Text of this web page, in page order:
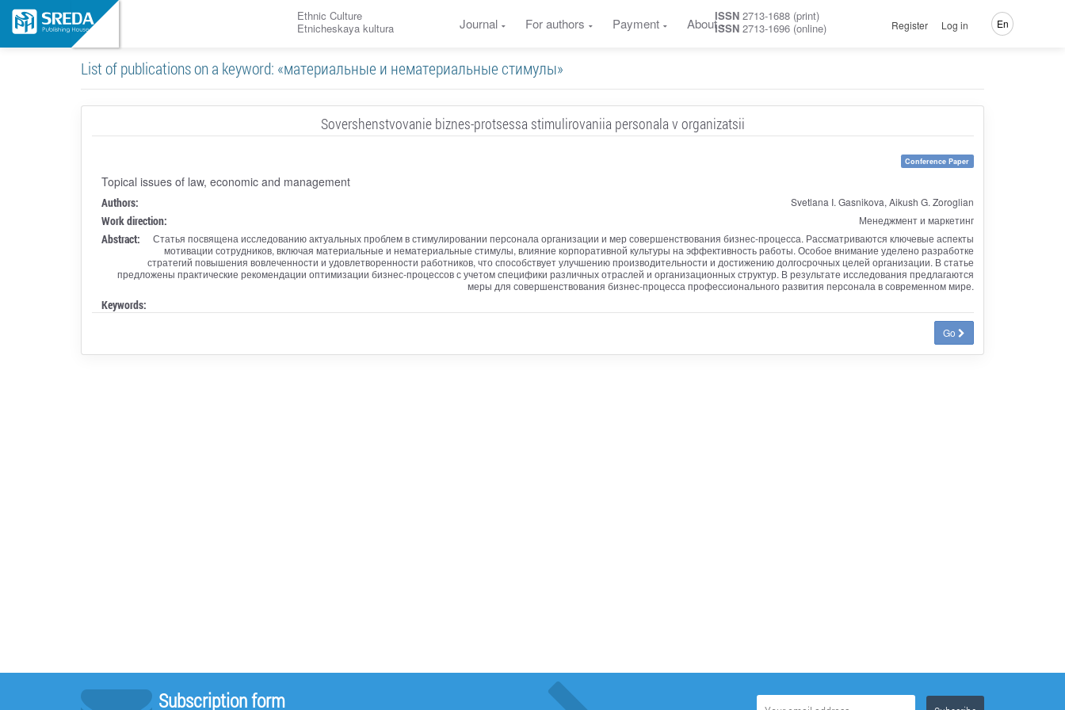
Ethnic Culture
Etnicheskaya kultura
Journal For authors Payment AboutISSN 2713-1688 (print)
ISSN 2713-1696 (online) Register Log in En
List of publications on a keyword: «материальные и нематериальные стимулы»
Sovershenstvovanie biznes-protsessa stimulirovaniia personala v organizatsii
Conference Paper
Topical issues of law, economic and management
Authors: Svetlana I. Gasnikova, Aikush G. Zoroglian
Work direction: Менеджмент и маркетинг
Abstract:
Статья посвящена исследованию актуальных проблем в стимулировании персонала организации и мер совершенствования бизнес-процесса. Рассматриваются ключевые аспекты
мотивации сотрудников, включая материальные и нематериальные стимулы, влияние корпоративной культуры на эффективность работы. Особое внимание уделено разработке
стратегий повышения вовлеченности и удовлетворенности работников, что способствует улучшению производительности и достижению долгосрочных целей организации. В статье
предложены практические рекомендации оптимизации бизнес-процессов с учетом специфики различных отраслей и организационных структур. В результате исследования предлагаются
меры для совершенствования бизнес-процесса профессионального развития персонала в современном мире.
Keywords:
Go
Subscription form